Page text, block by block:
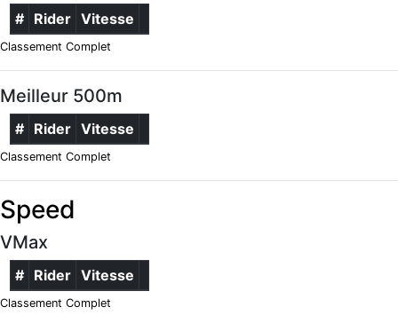
# Rider Vitesse
Classement Complet
Meilleur 500m
# Rider Vitesse
Classement Complet
Speed
VMax
# Rider Vitesse
Classement Complet